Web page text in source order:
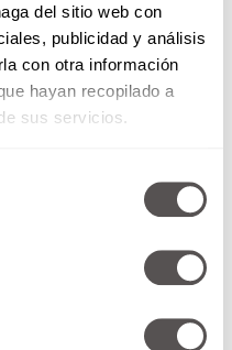
del sitio web con
publicidad y análisis
con otra información
hayan recopilado a
sus servicios.
tampoco son de